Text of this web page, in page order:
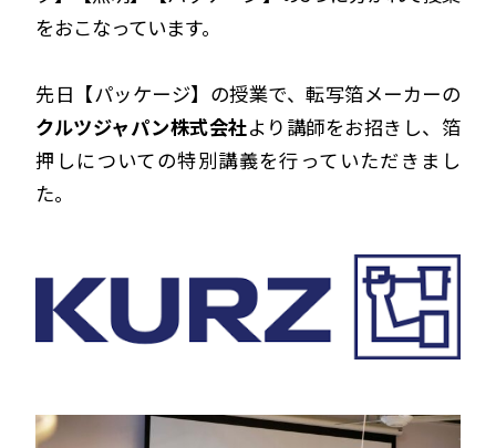
をおこなっています。
先日【パッケージ】の授業で、転写箔メーカーの
クルツジャパン株式会社より講師をお招きし、箔
押しについての特別講義を行っていただきまし
た。